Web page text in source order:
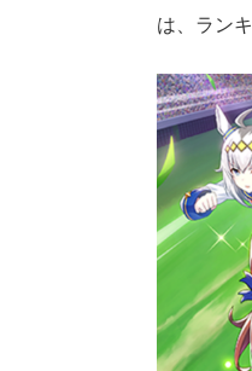
は、ラン